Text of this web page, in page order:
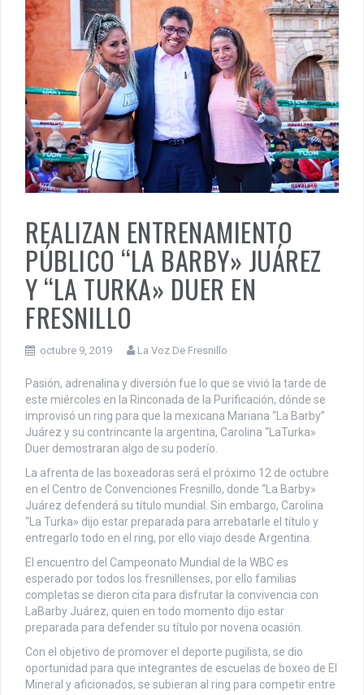
REALIZAN ENTRENAMIENTO
PÚBLICO “LA BARBY» JUÁREZ
Y “LA TURKA» DUER EN
FRESNILLO
octubre 9, 2019 La Voz De Fresnillo
Pasión, adrenalina y diversión fue lo que se vivió la tarde de
este miércoles en la Rinconada de la Purificación, dónde se
improvisó un ring para que la mexicana Mariana “La Barby”
Juárez y su contrincante la argentina, Carolina “LaTurka»
Duer demostraran algo de su poderío.
La afrenta de las boxeadoras será el próximo 12 de octubre
en el Centro de Convenciones Fresnillo, donde “La Barby»
Juárez defenderá su título mundial. Sin embargo, Carolina
“La Turka» dijo estar preparada para arrebatarle el título y
entregarlo todo en el ring, por ello viajo desde Argentina.
El encuentro del Campeonato Mundial de la WBC es
esperado por todos los fresnillenses, por ello familias
completas se dieron cita para disfrutar la convivencia con
LaBarby Juárez, quien en todo momento dijo estar
preparada para defender su título por novena ocasión.
Con el objetivo de promover el deporte pugilista, se dio
oportunidad para que integrantes de escuelas de boxeo de El
Mineral y aficionados, se subieran al ring para competir entre